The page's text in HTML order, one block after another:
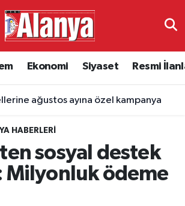
Ekonomi Siyaset Resmi
ağustos ayına özel kampanya
HABERLERI
sosyal destek
Milyonluk ödeme
Vakitleri
Durumu ve Fikstür